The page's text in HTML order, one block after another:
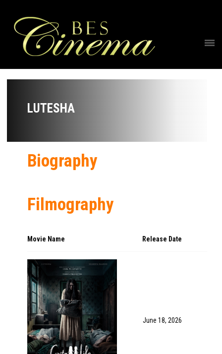
LUTESHA
Biography
Filmography
Movie Name Release Date
June 18, 2026